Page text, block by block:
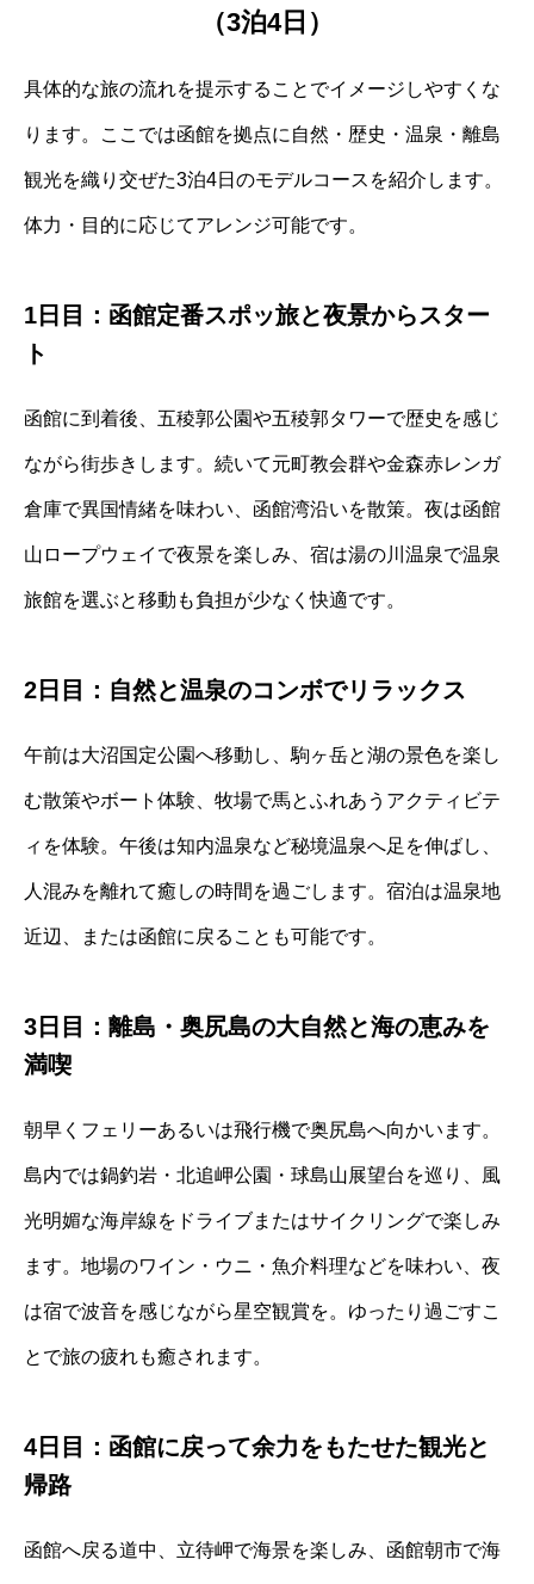
（3泊4日）
具体的な旅の流れを提示することでイメージしやすくな
ります。ここでは函館を拠点に自然・歴史・温泉・離島
観光を織り交ぜた3泊4日のモデルコースを紹介します。
体力・目的に応じてアレンジ可能です。
1日目：函館定番スポッ旅と夜景からスター
ト
函館に到着後、五稜郭公園や五稜郭タワーで歴史を感じ
ながら街歩きします。続いて元町教会群や金森赤レンガ
倉庫で異国情緒を味わい、函館湾沿いを散策。夜は函館
山ロープウェイで夜景を楽しみ、宿は湯の川温泉で温泉
旅館を選ぶと移動も負担が少なく快適です。
2日目：自然と温泉のコンボでリラックス
午前は大沼国定公園へ移動し、駒ヶ岳と湖の景色を楽し
む散策やボート体験、牧場で馬とふれあうアクティビテ
ィを体験。午後は知内温泉など秘境温泉へ足を伸ばし、
人混みを離れて癒しの時間を過ごします。宿泊は温泉地
近辺、または函館に戻ることも可能です。
3日目：離島・奥尻島の大自然と海の恵みを
満喫
朝早くフェリーあるいは飛行機で奥尻島へ向かいます。
島内では鍋釣岩・北追岬公園・球島山展望台を巡り、風
光明媚な海岸線をドライブまたはサイクリングで楽しみ
ます。地場のワイン・ウニ・魚介料理などを味わい、夜
は宿で波音を感じながら星空観賞を。ゆったり過ごすこ
とで旅の疲れも癒されます。
4日目：函館に戻って余力をもたせた観光と
帰路
函館へ戻る道中、立待岬で海景を楽しみ、函館朝市で海